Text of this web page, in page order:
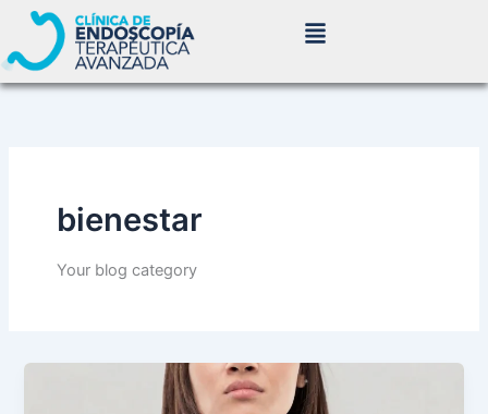
contenido
bienestar
Your blog category